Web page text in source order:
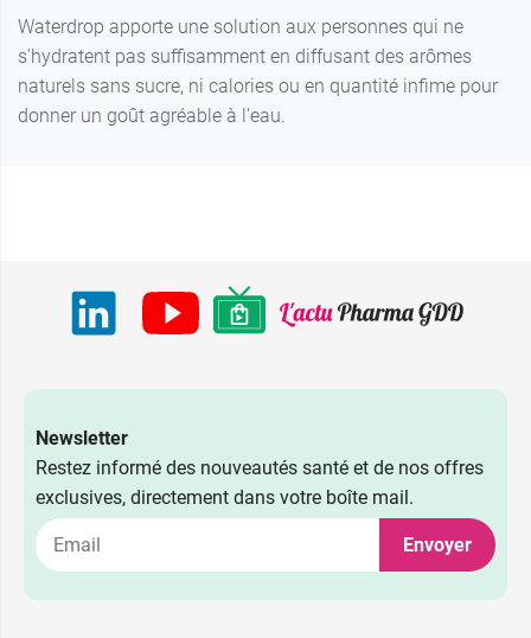
Waterdrop apporte une solution aux personnes qui ne
s'hydratent pas suffisamment en diffusant des arômes
naturels sans sucre, ni calories ou en quantité infime pour
donner un goût agréable à l'eau.
Newsletter
Restez informé des nouveautés santé et de nos offres
exclusives, directement dans votre boîte mail.
Envoyer